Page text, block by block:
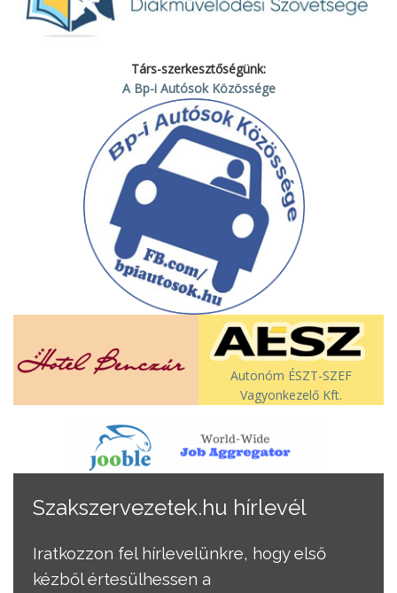
Társ-szerkesztőségünk:
A Bp-i Autósok Közössége
Autonóm ÉSZT-SZEF
Vagyonkezelő Kft.
Szakszervezetek.hu hírlevél
Iratkozzon fel hírlevelünkre, hogy első
kézből értesülhessen a